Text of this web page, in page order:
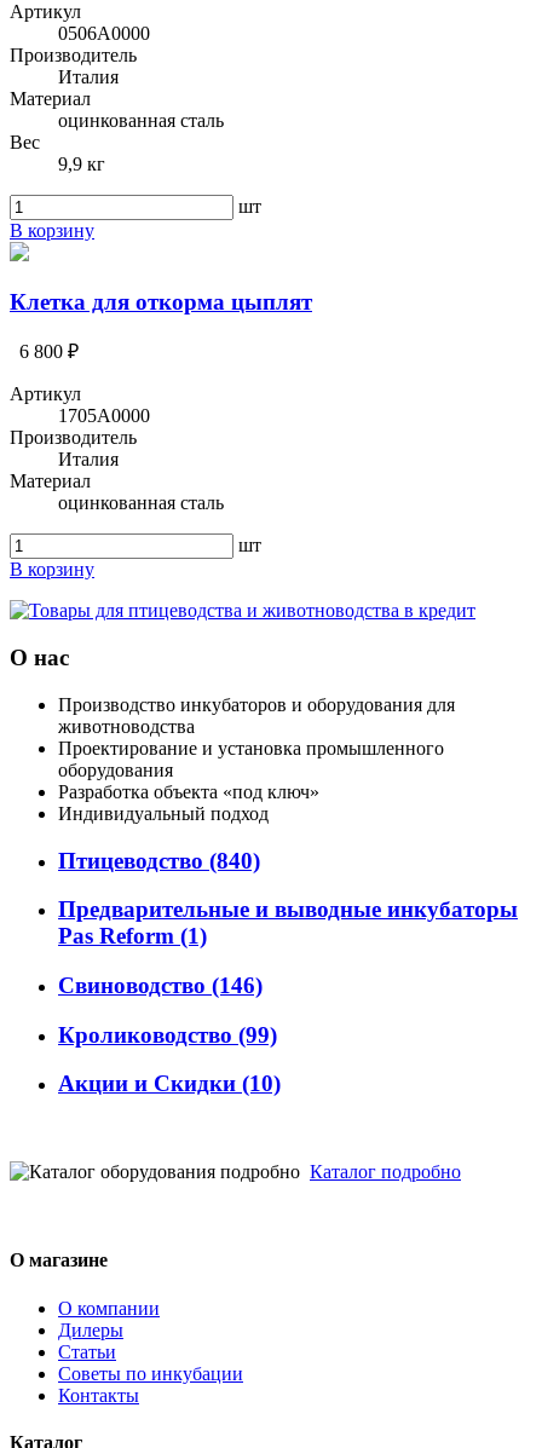
Артикул
0506A0000
Производитель
Италия
Материал
оцинкованная сталь
Вес
9,9 кг
шт
В корзину
Клетка для откорма цыплят
6 800 ₽
Артикул
1705A0000
Производитель
Италия
Материал
оцинкованная сталь
шт
В корзину
О нас
Производство инкубаторов и оборудования для
животноводства
Проектирование и установка промышленного
оборудования
Разработка объекта «под ключ»
Индивидуальный подход
Птицеводство (840)
Предварительные и выводные инкубаторы
Pas Reform (1)
Свиноводство (146)
Кролиководство (99)
Акции и Скидки (10)
Каталог подробно
О магазине
О компании
Дилеры
Статьи
Советы по инкубации
Контакты
Каталог